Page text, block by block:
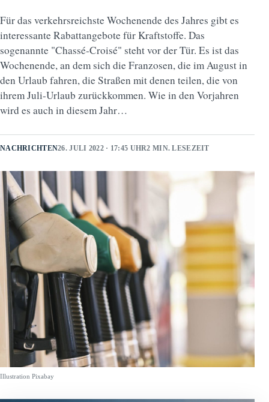
Für das verkehrsreichste Wochenende des Jahres gibt es
interessante Rabattangebote für Kraftstoffe. Das
sogenannte "Chassé-Croisé" steht vor der Tür. Es ist das
Wochenende, an dem sich die Franzosen, die im August in
den Urlaub fahren, die Straßen mit denen teilen, die von
ihrem Juli-Urlaub zurückkommen. Wie in den Vorjahren
wird es auch in diesem Jahr…
NACHRICHTEN26. JULI 2022 · 17:45 UHR2 MIN. LESEZEIT
Illustration Pixabay